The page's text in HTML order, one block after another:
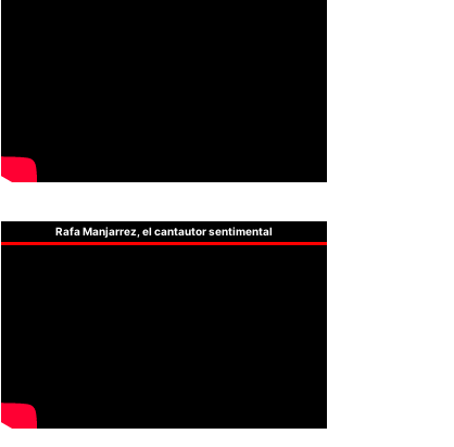
Rafa Manjarrez, el cantautor sentimental